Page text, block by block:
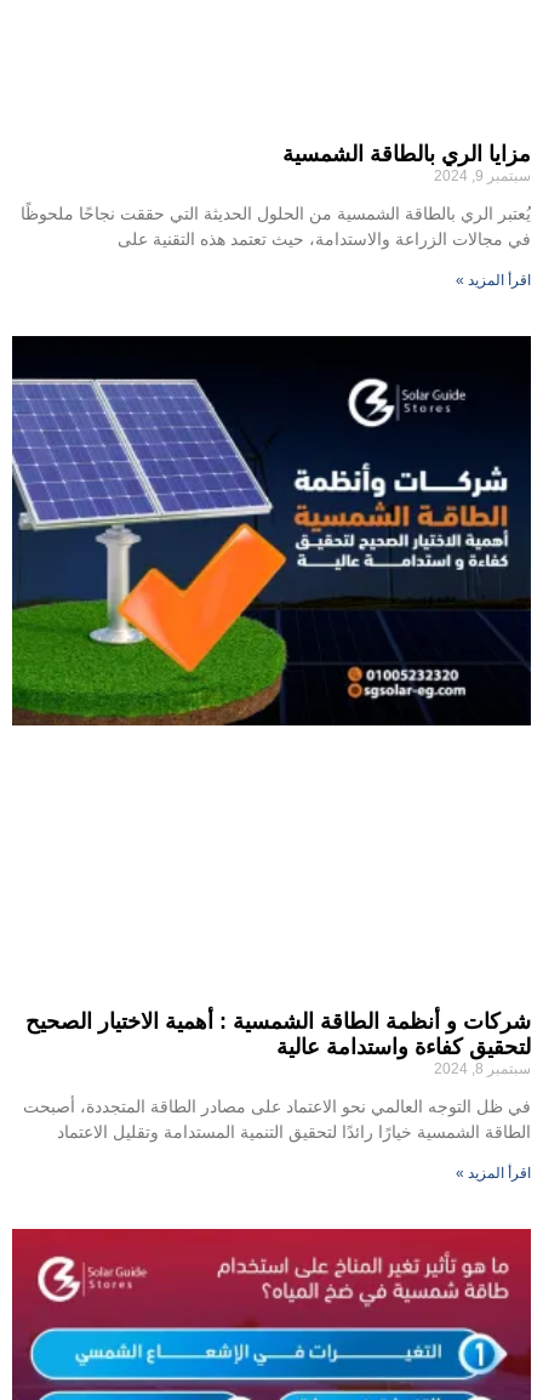
مزايا الري بالطاقة الشمسية
سبتمبر 9, 2024
يُعتبر الري بالطاقة الشمسية من الحلول الحديثة التي حققت نجاحًا ملحوظًا
في مجالات الزراعة والاستدامة، حيث تعتمد هذه التقنية على
اقرأ المزيد »
شركات و أنظمة الطاقة الشمسية : أهمية الاختيار الصحيح
لتحقيق كفاءة واستدامة عالية
سبتمبر 8, 2024
في ظل التوجه العالمي نحو الاعتماد على مصادر الطاقة المتجددة، أصبحت
الطاقة الشمسية خيارًا رائدًا لتحقيق التنمية المستدامة وتقليل الاعتماد
اقرأ المزيد »